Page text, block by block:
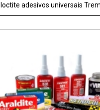
loctite adesivos universais